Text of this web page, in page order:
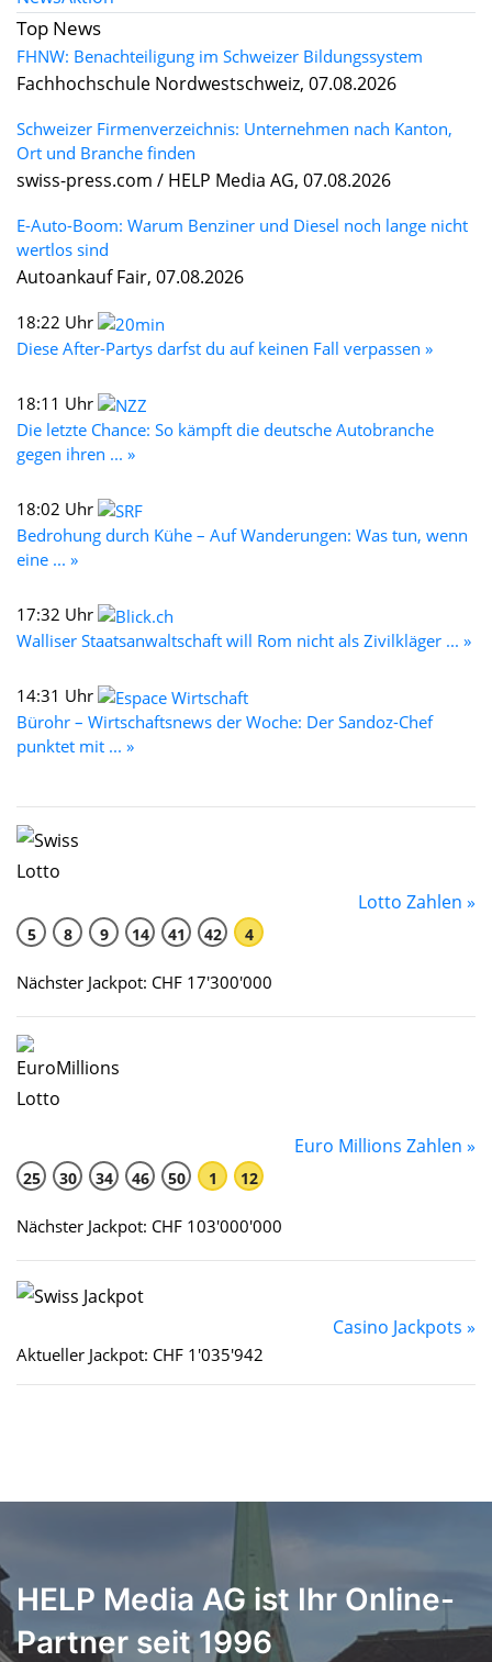
Top News
FHNW: Benachteiligung im Schweizer Bildungssystem
Fachhochschule Nordwestschweiz, 07.08.2026
Schweizer Firmenverzeichnis: Unternehmen nach Kanton,
Ort und Branche finden
swiss-press.com / HELP Media AG, 07.08.2026
E-Auto-Boom: Warum Benziner und Diesel noch lange nicht
wertlos sind
Autoankauf Fair, 07.08.2026
18:22 Uhr
Diese After-Partys darfst du auf keinen Fall verpassen »
18:11 Uhr
Die letzte Chance: So kämpft die deutsche Autobranche
gegen ihren ... »
18:02 Uhr
Bedrohung durch Kühe – Auf Wanderungen: Was tun, wenn
eine ... »
17:32 Uhr
Walliser Staatsanwaltschaft will Rom nicht als Zivilkläger ... »
14:31 Uhr
Bürohr – Wirtschaftsnews der Woche: Der Sandoz-Chef
punktet mit ... »
Lotto Zahlen »
5 8 9 14 41 42 4
Nächster Jackpot: CHF 17'300'000
Euro Millions Zahlen »
25 30 34 46 50 1 12
Nächster Jackpot: CHF 103'000'000
Casino Jackpots »
Aktueller Jackpot: CHF 1'035'942
HELP Media AG ist Ihr Online-
Partner seit 1996